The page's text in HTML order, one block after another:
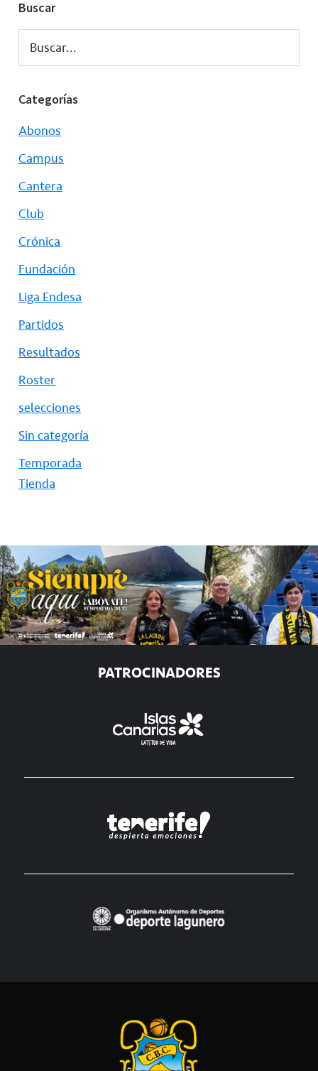
Buscar
Buscar...
Categorías
Abonos
Campus
Cantera
Club
Crónica
Fundación
Liga Endesa
Partidos
Resultados
Roster
selecciones
Sin categoría
Temporada
Tienda
PATROCINADORES